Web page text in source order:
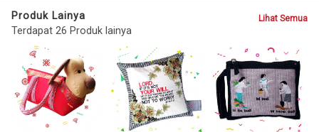
Produk Lainya
Terdapat 26 Produk lainya
Lihat Semua